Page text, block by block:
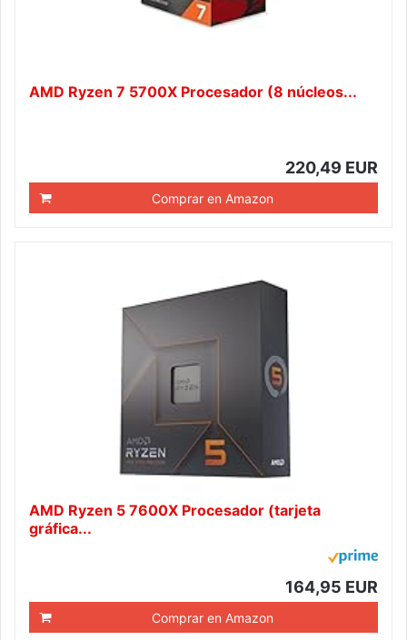
AMD Ryzen 7 5700X Procesador (8 núcleos...
220,49 EUR
Comprar en Amazon
AMD Ryzen 5 7600X Procesador (tarjeta
gráfica...
164,95 EUR
Comprar en Amazon